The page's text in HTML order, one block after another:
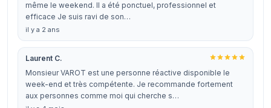
même le weekend. Il a été ponctuel, professionnel et
efficace Je suis ravi de son…
il y a 2 ans
Laurent C.
Monsieur VAROT est une personne réactive disponible le
week-end et très compétente. Je recommande fortement
aux personnes comme moi qui cherche s…